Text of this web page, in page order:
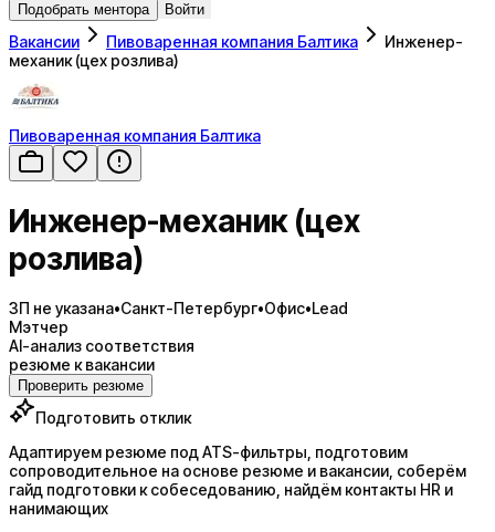
Подобрать ментора Войти
Вакансии Пивоваренная компания Балтика
Инженер-
механик (цех розлива)
Пивоваренная компания Балтика
Инженер-механик (цех
розлива)
ЗП не указана•Санкт-Петербург•Офис•Lead
Мэтчер
AI-анализ соответствия
резюме к вакансии
Проверить резюме
Подготовить отклик
Адаптируем резюме под ATS-фильтры, подготовим
сопроводительное на основе резюме и вакансии, соберём
гайд подготовки к собеседованию, найдём контакты HR и
нанимающих